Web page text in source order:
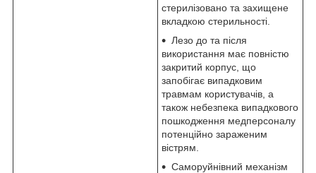
стерилізовано та захищене
вкладкою стерильності.
Лезо до та після
використання має повністю
закритий корпус, що
запобігає випадковим
травмам користувачів, а
також небезпека випадкового
пошкодження медперсоналу
потенційно зараженим
вістрям.
Саморуйнівний механізм